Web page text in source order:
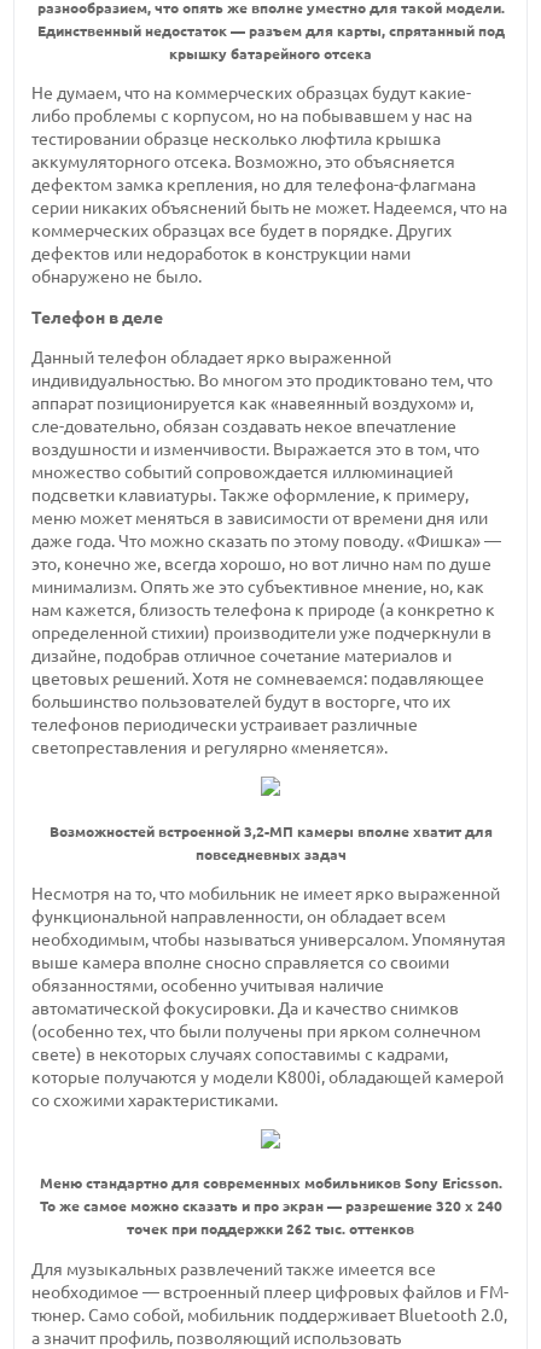
разнообразием, что опять же вполне уместно для такой модели.
Единственный недостаток — разъем для карты, спрятанный под
крышку батарейного отсека
Не думаем, что на коммерческих образцах будут какие-
либо проблемы с корпусом, но на побывавшем у нас на
тестировании образце несколько люфтила крышка
аккумуляторного отсека. Возможно, это объясняется
дефектом замка крепления, но для телефона-флагмана
серии никаких объяснений быть не может. Надеемся, что на
коммерческих образцах все будет в порядке. Других
дефектов или недоработок в конструкции нами
обнаружено не было.
Телефон в деле
Данный телефон обладает ярко выраженной
индивидуальностью. Во многом это продиктовано тем, что
аппарат позиционируется как «навеянный воздухом» и,
сле-довательно, обязан создавать некое впечатление
воздушности и изменчивости. Выражается это в том, что
множество событий сопровождается иллюминацией
подсветки клавиатуры. Также оформление, к примеру,
меню может меняться в зависимости от времени дня или
даже года. Что можно сказать по этому поводу. «Фишка» —
это, конечно же, всегда хорошо, но вот лично нам по душе
минимализм. Опять же это субъективное мнение, но, как
нам кажется, близость телефона к природе (а конкретно к
определенной стихии) производители уже подчеркнули в
дизайне, подобрав отличное сочетание материалов и
цветовых решений. Хотя не сомневаемся: подавляющее
большинство пользователей будут в восторге, что их
телефонов периодически устраивает различные
светопреставления и регулярно «меняется».
Возможностей встроенной 3,2-МП камеры вполне хватит для
повседневных задач
Несмотря на то, что мобильник не имеет ярко выраженной
функциональной направленности, он обладает всем
необходимым, чтобы называться универсалом. Упомянутая
выше камера вполне сносно справляется со своими
обязанностями, особенно учитывая наличие
автоматической фокусировки. Да и качество снимков
(особенно тех, что были получены при ярком солнечном
свете) в некоторых случаях сопоставимы с кадрами,
которые получаются у модели K800i, обладающей камерой
со схожими характеристиками.
Меню стандартно для современных мобильников Sony Ericsson.
То же самое можно сказать и про экран — разрешение 320 х 240
точек при поддержки 262 тыс. оттенков
Для музыкальных развлечений также имеется все
необходимое — встроенный плеер цифровых файлов и FM-
тюнер. Само собой, мобильник поддерживает Bluetooth 2.0,
а значит профиль, позволяющий использовать